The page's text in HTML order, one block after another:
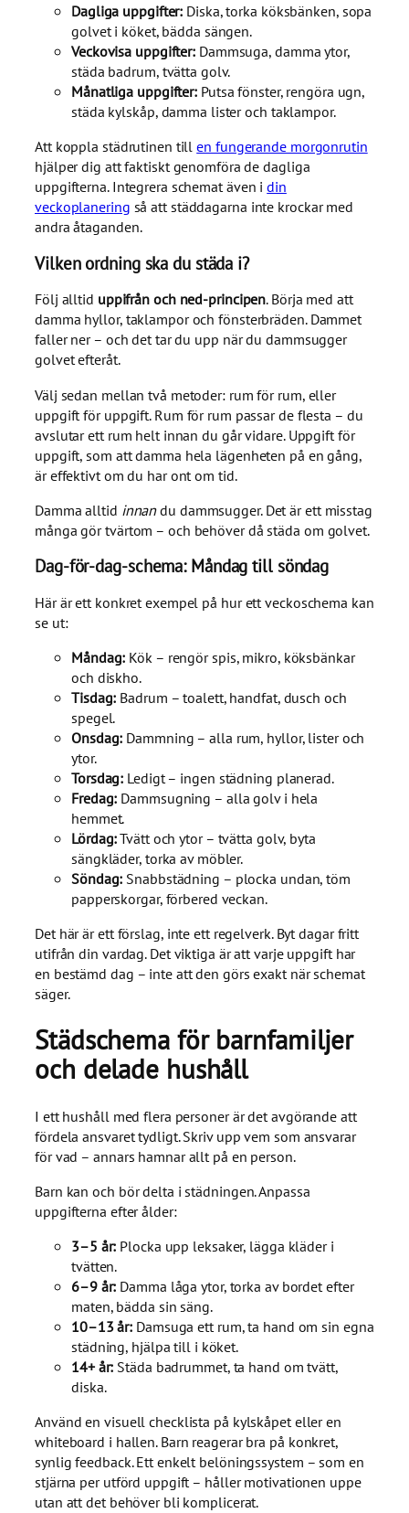
Dagliga uppgifter: Diska, torka köksbänken, sopa
golvet i köket, bädda sängen.
Veckovisa uppgifter: Dammsuga, damma ytor,
städa badrum, tvätta golv.
Månatliga uppgifter: Putsa fönster, rengöra ugn,
städa kylskåp, damma lister och taklampor.
Att koppla städrutinen tillen fungerande morgonrutin
hjälper dig att faktiskt genomföra de dagliga
uppgifterna. Integrera schemat även idin
veckoplanering så att städdagarna inte krockar med
andra åtaganden.
Vilken ordning ska du städa i?
Följ alltid uppifrån och ned-principen. Börja med att
damma hyllor, taklampor och fönsterbräden. Dammet
faller ner – och det tar du upp när du dammsugger
golvet efteråt.
Välj sedan mellan två metoder: rum för rum, eller
uppgift för uppgift. Rum för rum passar de flesta – du
avslutar ett rum helt innan du går vidare. Uppgift för
uppgift, som att damma hela lägenheten på en gång,
är effektivt om du har ont om tid.
Damma alltid innandu dammsugger. Det är ett misstag
många gör tvärtom – och behöver då städa om golvet.
Dag-för-dag-schema: Måndag till söndag
Här är ett konkret exempel på hur ett veckoschema kan
se ut:
Måndag: Kök – rengör spis, mikro, köksbänkar
och diskho.
Tisdag: Badrum – toalett, handfat, dusch och
spegel.
Onsdag: Dammning – alla rum, hyllor, lister och
ytor.
Torsdag: Ledigt – ingen städning planerad.
Fredag: Dammsugning – alla golv i hela
hemmet.
Lördag:Tvätt och ytor – tvätta golv, byta
sängkläder, torka av möbler.
Söndag: Snabbstädning – plocka undan, töm
papperskorgar, förbered veckan.
Det här är ett förslag, inte ett regelverk. Byt dagar fritt
utifrån din vardag. Det viktiga är att varje uppgift har
en bestämd dag – inte att den görs exakt när schemat
säger.
Städschema för barnfamiljer
och delade hushåll
I ett hushåll med flera personer är det avgörande att
fördela ansvaret tydligt. Skriv upp vem som ansvarar
för vad – annars hamnar allt på en person.
Barn kan och bör delta i städningen. Anpassa
uppgifterna efter ålder:
3–5 år: Plocka upp leksaker, lägga kläder i
tvätten.
6–9 år: Damma låga ytor, torka av bordet efter
maten, bädda sin säng.
10–13 år: Damsuga ett rum, ta hand om sin egna
städning, hjälpa till i köket.
14+ år: Städa badrummet, ta hand om tvätt,
diska.
Använd en visuell checklista på kylskåpet eller en
whiteboard i hallen. Barn reagerar bra på konkret,
synlig feedback. Ett enkelt belöningssystem – som en
stjärna per utförd uppgift – håller motivationen uppe
utan att det behöver bli komplicerat.